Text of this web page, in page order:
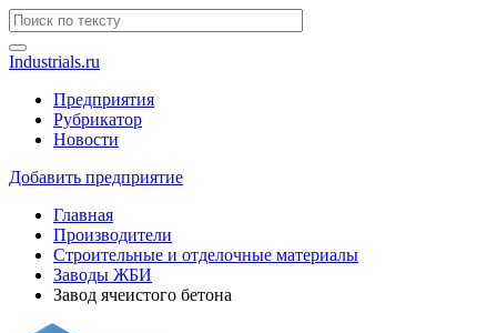
Industrials.ru
Предприятия
Рубрикатор
Новости
Добавить предприятие
Главная
Производители
Строительные и отделочные материалы
Заводы ЖБИ
Завод ячеистого бетона